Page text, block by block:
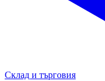
Склад и търговия